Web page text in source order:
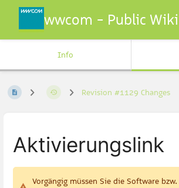
wwcom - Public Wiki
Info
Revision #1129 Changes
Aktivierungslink
Vorgängig müssen Sie die Software